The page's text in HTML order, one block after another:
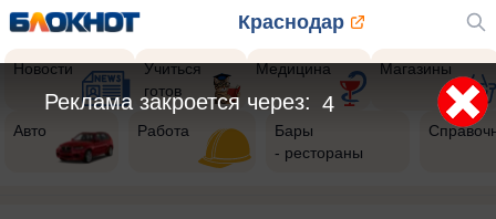
Краснодар
Новости
Учиться
готов
Медицина Магазины
Авто Работа
Бары
- рестораны
2
Реклама закроется через: